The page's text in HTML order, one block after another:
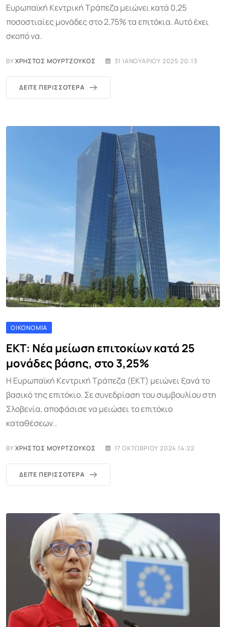
Ευρωπαϊκή Κεντρική Τράπεζα μειώνει κατά 0,25
ποσοστιαίες μονάδες στο 2,75% τα επιτόκια. Αυτό έχει
σκοπό να.
BYΧΡΉΣΤΟΣ ΜΟΥΡΤΖΟΎΚΟΣ 31 ΙΑΝΟΥΑΡΊΟΥ 2025 20:13
ΔΕΊΤΕ ΠΕΡΙΣΣΌΤΕΡΑ
ΟΙΚΟΝΟΜΊΑ
ΕΚΤ: Νέα μείωση επιτοκίων κατά 25
μονάδες βάσης, στο 3,25%
Η Ευρωπαϊκή Κεντρική Τράπεζα (ΕΚΤ) μειώνει ξανά το
βασικό της επιτόκιο. Σε συνεδρίαση του συμβουλίου στη
Σλοβενία, αποφάσισε να μειώσει το επιτόκιο
καταθέσεων..
BYΧΡΉΣΤΟΣ ΜΟΥΡΤΖΟΎΚΟΣ 17 ΟΚΤΩΒΡΊΟΥ 2024 14:22
ΔΕΊΤΕ ΠΕΡΙΣΣΌΤΕΡΑ